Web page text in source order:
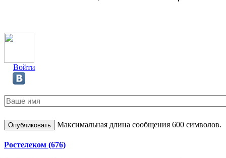
Войти
Максимальная длина сообщения 600 символов.
Ростелеком (676)